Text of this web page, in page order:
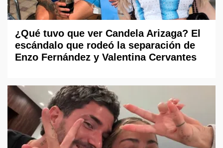
¿Qué tuvo que ver Candela Arizaga? El
escándalo que rodeó la separación de
Enzo Fernández y Valentina Cervantes